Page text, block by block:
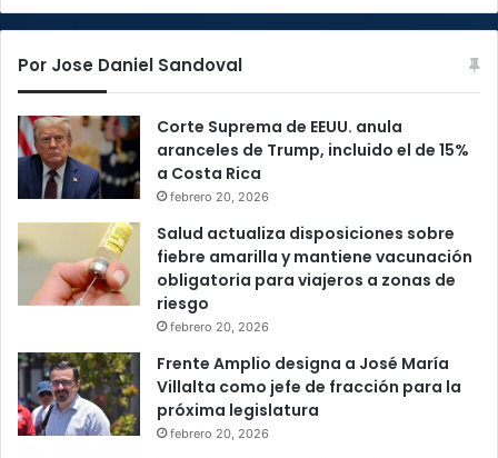
Por Jose Daniel Sandoval
Corte Suprema de EEUU. anula
aranceles de Trump, incluido el de 15%
a Costa Rica
febrero 20, 2026
Salud actualiza disposiciones sobre
fiebre amarilla y mantiene vacunación
obligatoria para viajeros a zonas de
riesgo
febrero 20, 2026
Frente Amplio designa a José María
Villalta como jefe de fracción para la
próxima legislatura
febrero 20, 2026